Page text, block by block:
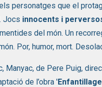
personatges que el
Jocs innocents i
del món. Un
Por, humor, mort.
Manyac, de Pere Puig,
de l’obra '